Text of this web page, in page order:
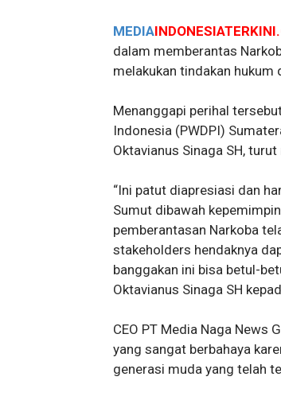
MEDIA
dalam memberantas
melakukan tindakan
Menanggapi perihal
Indonesia (PWDPI)
Oktavianus Sinaga SH,
“Ini patut diapresiasi dan
Sumut dibawah
pemberantasan Narkoba
stakeholders hendaknya
banggakan ini bisa betul-
Oktavianus Sinaga SH
CEO PT Media Naga News
yang sangat berbahaya
generasi muda yang telah